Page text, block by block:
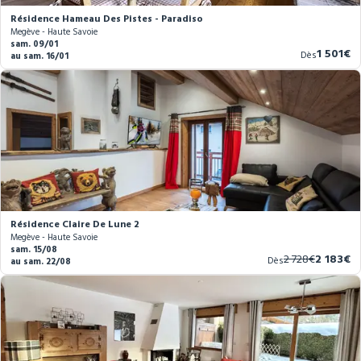
Résidence Hameau Des Pistes - Paradiso
Megève - Haute Savoie
sam. 09/01
au sam. 16/01
Dès
prix
1 501€
Résidence Claire De Lune 2
Megève - Haute Savoie
sam. 15/08
au sam. 22/08
DèsAncien
prix
2 728€Nouveau
prix
2 183€